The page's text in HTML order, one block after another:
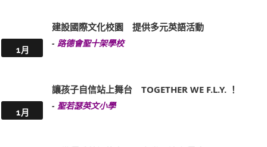
1月
建設國際文化校園 提供多元英語活動
- 路德會聖十架學校
1月
讓孩子自信站上舞台 TOGETHER WE F.L.Y. ！
- 聖若瑟英文小學